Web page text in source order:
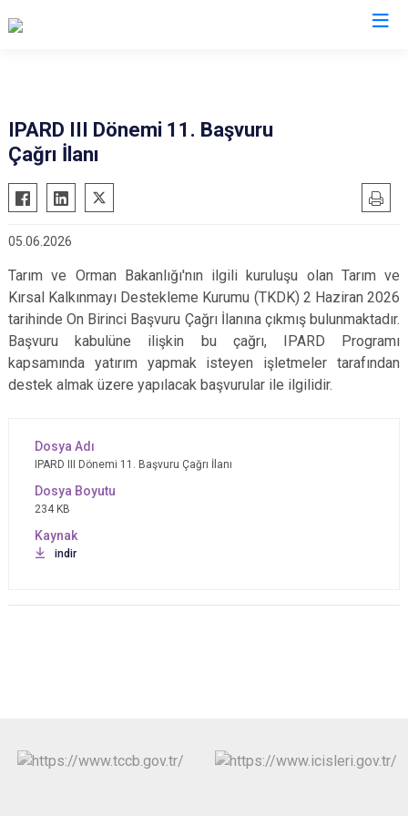
IPARD III Dönemi 11. Başvuru
Çağrı İlanı
05.06.2026
Tarım ve Orman Bakanlığı'nın ilgili kuruluşu olan Tarım ve
Kırsal Kalkınmayı Destekleme Kurumu (TKDK) 2 Haziran 2026
tarihinde On Birinci Başvuru Çağrı İlanına çıkmış bulunmaktadır.
Başvuru kabulüne ilişkin bu çağrı, IPARD Programı
kapsamında yatırım yapmak isteyen işletmeler tarafından
destek almak üzere yapılacak başvurular ile ilgilidir.
IPARD III Dönemi 11. Başvuru Çağrı İlanı
234 KB
indir